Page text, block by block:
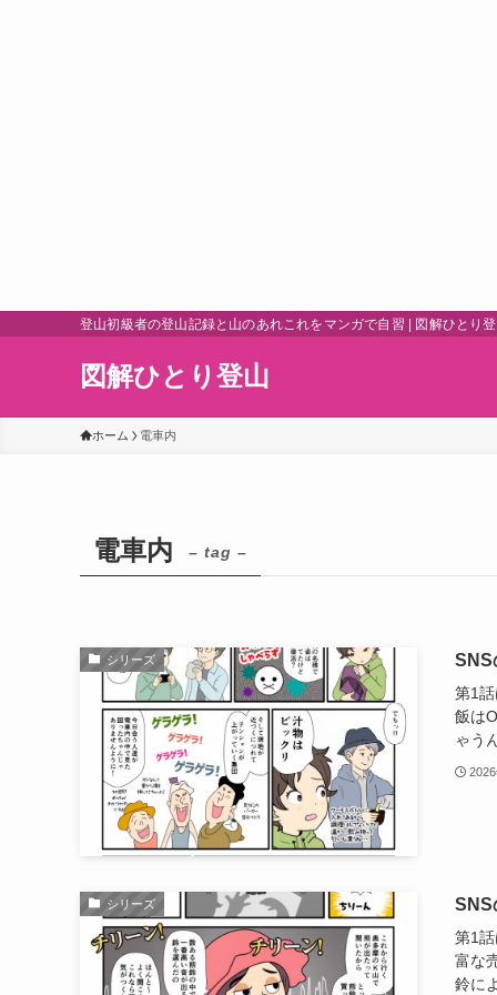
登山初級者の登山記録と山のあれこれをマンガで自習 | 図解ひとり
図解ひとり登山
ホーム 電車内
電車内 – tag –
シリーズ SNS
第1
飯は
ゃう
シリーズ SNS
第1
富な
鈴に